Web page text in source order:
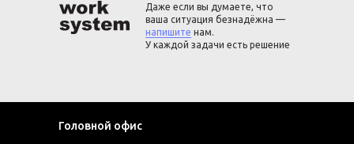
Даже если вы думаете, что
ваша ситуация безнадёжна —
напишите нам.
У каждой задачи есть решение
Головной офис